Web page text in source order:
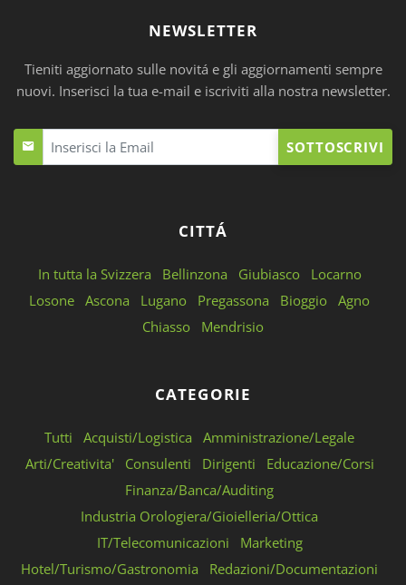
NEWSLETTER
Tieniti aggiornato sulle novitá e gli aggiornamenti sempre
nuovi. Inserisci la tua e-mail e iscriviti alla nostra newsletter.
SOTTOSCRIVI
CITTÁ
In tutta la Svizzera Bellinzona Giubiasco
Locarno
Losone Ascona Lugano Pregassona Bioggio Agno
Chiasso
Mendrisio
CATEGORIE
Tutti Acquisti/Logistica
Amministrazione/Legale
Arti/Creativita'
Consulenti Dirigenti
Educazione/Corsi
Finanza/Banca/Auditing
Industria Orologiera/Gioielleria/Ottica
IT/Telecomunicazioni
Marketing
Hotel/Turismo/Gastronomia
Redazioni/Documentazioni